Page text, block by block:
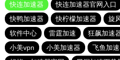
快连加速器
快连加速器官网入口
快鸭加速器
快柠檬加速器 旋
软件中心
雷霆加速 狂飙加速
小美vpn
小美加速器 飞鱼加